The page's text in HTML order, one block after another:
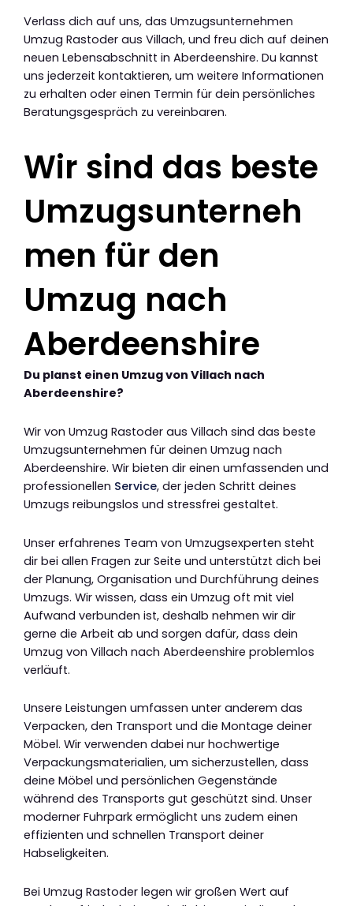
Verlass dich auf uns, das Umzugsunternehmen
Umzug Rastoder aus Villach, und freu dich auf deinen
neuen Lebensabschnitt in Aberdeenshire. Du kannst
uns jederzeit kontaktieren, um weitere Informationen
zu erhalten oder einen Termin für dein persönliches
Beratungsgespräch zu vereinbaren.
Wir sind das beste
Umzugsunterneh
men für den
Umzug nach
Aberdeenshire
Du planst einen Umzug von Villach nach
Aberdeenshire?
Wir von Umzug Rastoder aus Villach sind das beste
Umzugsunternehmen für deinen Umzug nach
Aberdeenshire. Wir bieten dir einen umfassenden und
professionellen Service, der jeden Schritt deines
Umzugs reibungslos und stressfrei gestaltet.
Unser erfahrenes Team von Umzugsexperten steht
dir bei allen Fragen zur Seite und unterstützt dich bei
der Planung, Organisation und Durchführung deines
Umzugs. Wir wissen, dass ein Umzug oft mit viel
Aufwand verbunden ist, deshalb nehmen wir dir
gerne die Arbeit ab und sorgen dafür, dass dein
Umzug von Villach nach Aberdeenshire problemlos
verläuft.
Unsere Leistungen umfassen unter anderem das
Verpacken, den Transport und die Montage deiner
Möbel. Wir verwenden dabei nur hochwertige
Verpackungsmaterialien, um sicherzustellen, dass
deine Möbel und persönlichen Gegenstände
während des Transports gut geschützt sind. Unser
moderner Fuhrpark ermöglicht uns zudem einen
effizienten und schnellen Transport deiner
Habseligkeiten.
Bei Umzug Rastoder legen wir großen Wert auf